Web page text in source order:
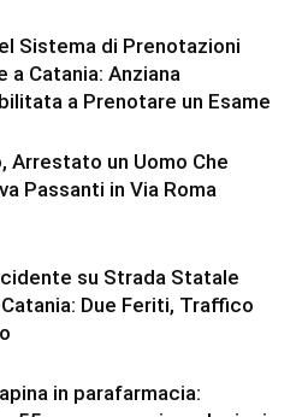
Sistema di Prenotazioni
a Catania: Anziana
a Prenotare un Esame
Arrestato un Uomo Che
Passanti in Via Roma
su Strada Statale
Due Feriti, Traffico
in parafarmacia: